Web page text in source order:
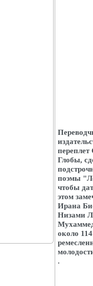
Глобы,
поэмы
чтобы
этом
Ирана
Низами
около
.